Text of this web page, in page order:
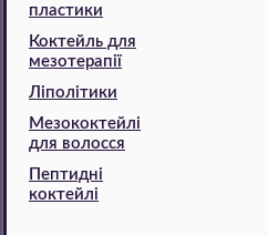
пластики
Коктейль для
мезотерапії
Ліполітики
Мезококтейлі
для волосся
Пептидні
коктейлі